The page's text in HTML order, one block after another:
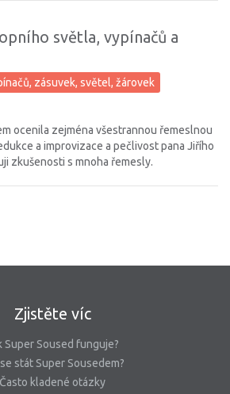
světla, vypínačů a
zásuvek, světel, žárovek
ocenila zejména všestrannou řemeslnou
a improvizace a pečlivost pana Jiřího
zkušenosti s mnoha řemesly.
Zjistěte víc
Super Soused funguje?
stát Super Sousedem?
Často kladené otázky